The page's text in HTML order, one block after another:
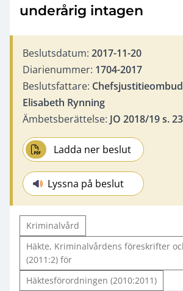
underårig intagen
Beslutsdatum: 2017-11-20
Diarienummer: 1704-2017
Beslutsfattare:
Elisabeth Rynning
Ämbetsberättelse: JO 2018/19 s.
Ladda ner beslut
Lyssna på beslut
Kriminalvård
Häkte, Kriminalvårdens föreskrifter
(2011:2) för
Häktesförordningen (2010:2011)